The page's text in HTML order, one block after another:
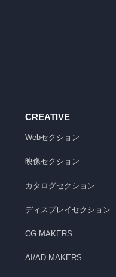
CREATIVE
Webセクション
映像セクション
カタログセクション
ディスプレイセクション
CG MAKERS
AI/AD MAKERS